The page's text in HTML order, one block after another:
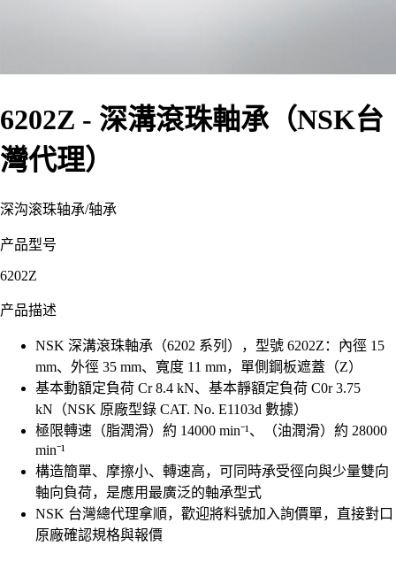
6202Z - 深溝滾珠軸承（NSK台
灣代理）
深沟滚珠轴承/轴承
产品型号
6202Z
产品描述
NSK 深溝滾珠軸承（6202 系列），型號 6202Z：內徑 15
mm、外徑 35 mm、寬度 11 mm，單側鋼板遮蓋（Z）
基本動額定負荷 Cr 8.4 kN、基本靜額定負荷 C0r 3.75
kN（NSK 原廠型錄 CAT. No. E1103d 數據）
極限轉速（脂潤滑）約 14000 min⁻¹、（油潤滑）約 28000
min⁻¹
構造簡單、摩擦小、轉速高，可同時承受徑向與少量雙向
軸向負荷，是應用最廣泛的軸承型式
NSK 台灣總代理拿順，歡迎將料號加入詢價單，直接對口
原廠確認規格與報價